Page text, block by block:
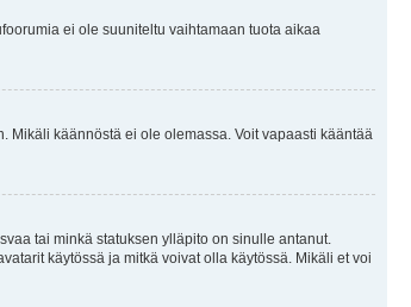
ei ole suuniteltu vaihtamaan tuota aikaa
käännöstä ei ole olemassa. Voit vapaasti kääntää
tai minkä statuksen ylläpito on sinulle antanut.
käytössä ja mitkä voivat olla käytössä. Mikäli et voi